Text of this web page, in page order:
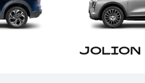
JOLION